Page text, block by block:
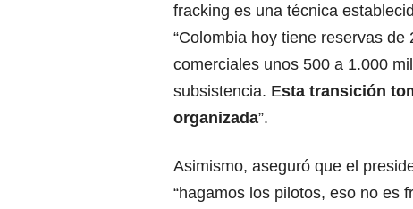
fracking es una técnica
“Colombia hoy tiene reservas
comerciales unos 500 a 1.000
subsistencia. Esta transición
organizada”.
Asimismo, aseguró que el
“hagamos los pilotos, eso no es